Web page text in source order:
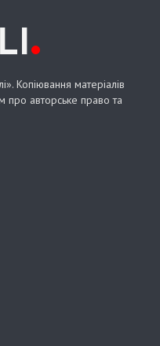
.
Копіювання матеріалів
про авторське право та